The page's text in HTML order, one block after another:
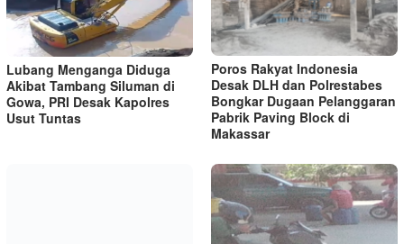
Lubang Menganga Diduga
Akibat Tambang Siluman di
Gowa, PRI Desak Kapolres
Usut Tuntas
Poros Rakyat Indonesia
Desak DLH dan Polrestabes
Bongkar Dugaan Pelanggaran
Pabrik Paving Block di
Makassar